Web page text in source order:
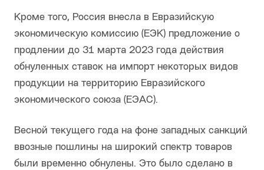
Кроме того, Россия внесла в Евразийскую
экономическую комиссию (ЕЭК) предложение о
продлении до 31 марта 2023 года действия
обнуленных ставок на импорт некоторых видов
продукции на территорию Евразийского
экономического союза (ЕЭАС).
Весной текущего года на фоне западных санкций
ввозные пошлины на широкий спектр товаров
были временно обнулены. Это было сделано в